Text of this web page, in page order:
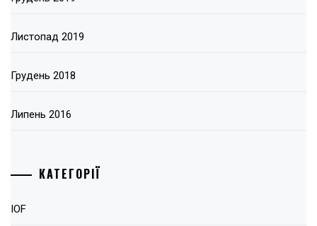
Листопад 2019
Грудень 2018
Липень 2016
КАТЕГОРІЇ
IOF